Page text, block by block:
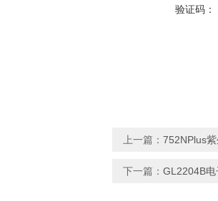
验证码：
上一篇： 752NPlus
下一篇： GL2204B